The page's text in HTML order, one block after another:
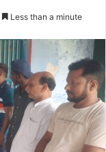
Less than a minute